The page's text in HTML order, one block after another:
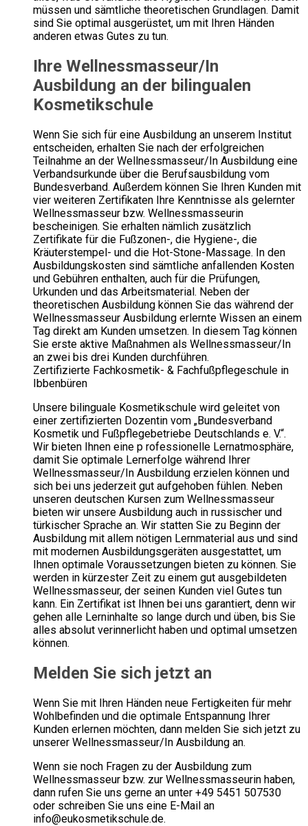
müssen und sämtliche theoretischen Grundlagen. Damit
sind Sie optimal ausgerüstet, um mit Ihren Händen
anderen etwas Gutes zu tun.
Ihre Wellnessmasseur/In
Ausbildung an der bilingualen
Kosmetikschule
Wenn Sie sich für eine Ausbildung an unserem Institut
entscheiden, erhalten Sie nach der erfolgreichen
Teilnahme an der Wellnessmasseur/In Ausbildung eine
Verbandsurkunde über die Berufsausbildung vom
Bundesverband. Außerdem können Sie Ihren Kunden mit
vier weiteren Zertifikaten Ihre Kenntnisse als gelernter
Wellnessmasseur bzw. Wellnessmasseurin
bescheinigen. Sie erhalten nämlich zusätzlich
Zertifikate für die Fußzonen-, die Hygiene-, die
Kräuterstempel- und die Hot-Stone-Massage. In den
Ausbildungskosten sind sämtliche anfallenden Kosten
und Gebühren enthalten, auch für die Prüfungen,
Urkunden und das Arbeitsmaterial. Neben der
theoretischen Ausbildung können Sie das während der
Wellnessmasseur Ausbildung erlernte Wissen an einem
Tag direkt am Kunden umsetzen. In diesem Tag können
Sie erste aktive Maßnahmen als Wellnessmasseur/In
an zwei bis drei Kunden durchführen.
Zertifizierte Fachkosmetik- & Fachfußpflegeschule in
Ibbenbüren
Unsere bilinguale Kosmetikschule wird geleitet von
einer zertifizierten Dozentin vom „Bundesverband
Kosmetik und Fußpflegebetriebe Deutschlands e. V.“.
Wir bieten Ihnen eine p rofessionelle Lernatmosphäre,
damit Sie optimale Lernerfolge während Ihrer
Wellnessmasseur/In Ausbildung erzielen können und
sich bei uns jederzeit gut aufgehoben fühlen. Neben
unseren deutschen Kursen zum Wellnessmasseur
bieten wir unsere Ausbildung auch in russischer und
türkischer Sprache an. Wir statten Sie zu Beginn der
Ausbildung mit allem nötigen Lernmaterial aus und sind
mit modernen Ausbildungsgeräten ausgestattet, um
Ihnen optimale Voraussetzungen bieten zu können. Sie
werden in kürzester Zeit zu einem gut ausgebildeten
Wellnessmasseur, der seinen Kunden viel Gutes tun
kann. Ein Zertifikat ist Ihnen bei uns garantiert, denn wir
gehen alle Lerninhalte so lange durch und üben, bis Sie
alles absolut verinnerlicht haben und optimal umsetzen
können.
Melden Sie sich jetzt an
Wenn Sie mit Ihren Händen neue Fertigkeiten für mehr
Wohlbefinden und die optimale Entspannung Ihrer
Kunden erlernen möchten, dann melden Sie sich jetzt zu
unserer Wellnessmasseur/In Ausbildung an.
Wenn sie noch Fragen zu der Ausbildung zum
Wellnessmasseur bzw. zur Wellnessmasseurin haben,
dann rufen Sie uns gerne an unter +49 5451 507530
oder schreiben Sie uns eine E-Mail an
info@eukosmetikschule.de.